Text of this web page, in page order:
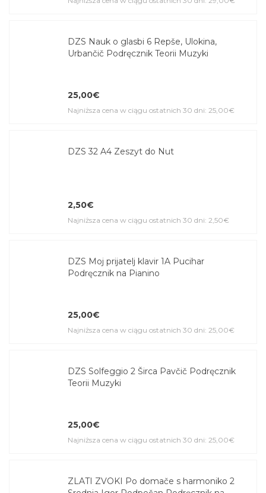
DZS Nauk o glasbi 6 Repše, Ulokina,
Urbančič Podręcznik Teorii Muzyki
25,00€
Najniższa cena w ciągu ostatnich 30 dni: 25,00€
DZS 32 A4 Zeszyt do Nut
2,50€
Najniższa cena w ciągu ostatnich 30 dni: 2,50€
DZS Moj prijatelj klavir 1A Pucihar
Podręcznik na Pianino
25,00€
Najniższa cena w ciągu ostatnich 30 dni: 25,00€
DZS Solfeggio 2 Širca Pavčič Podręcznik
Teorii Muzyki
25,00€
Najniższa cena w ciągu ostatnich 30 dni: 25,00€
ZLATI ZVOKI Po domače s harmoniko 2